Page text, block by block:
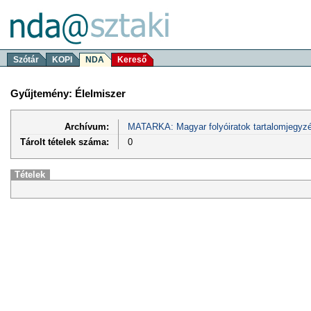
Szótár KOPI NDA Kereső
Gyűjtemény: Élelmiszer
Archívum:
MATARKA: Magyar folyóiratok
Tárolt tételek száma:
0
Tételek